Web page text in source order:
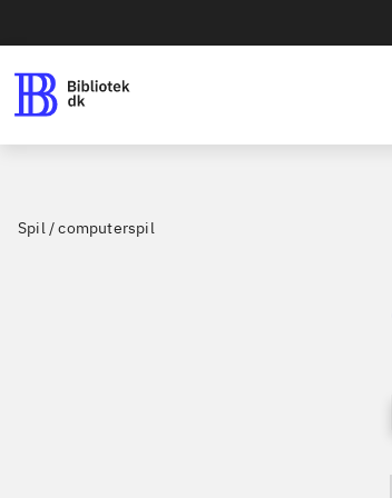
Spil / computerspil